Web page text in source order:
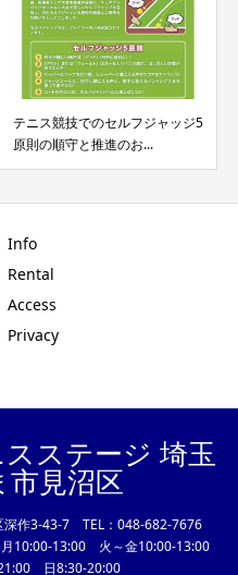
テニス競技でのセルフジャッジ5
原則の順守と推進のお...
Info
Rental
Access
Privacy
ステージ 埼玉
見沼区
深作3-43-7 TEL：048-682-7676
10:00-13:00 火～金10:00-13:00
日8:30-20:00